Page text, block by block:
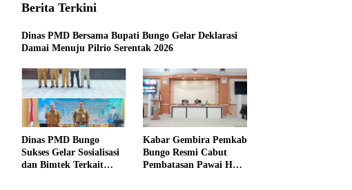
Berita Terkini
Dinas PMD Bersama Bupati Bungo Gelar Deklarasi
Damai Menuju Pilrio Serentak 2026
Dinas PMD Bungo
Sukses Gelar Sosialisasi
dan Bimtek Terkait
Kabar Gembira Pemkab
Bungo Resmi Cabut
Pembatasan Pawai HUT